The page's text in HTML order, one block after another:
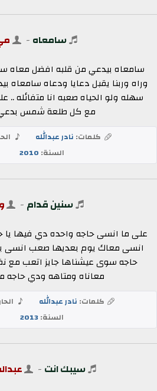
سامعاه -
سامعاه بيدعي من قلبه افضل معاه
وراه وربنا يقبل دعايا ودعاه سامعاه
سهله ولو الحياه صعبه انا متفائله ..
مع كل طلعة شمس بدعي
كلمات: نادر عبدالله
السنة: 2010
سنين قدام -
على ما انسى حاجه واحده دي فيها يا
انسى معاك يوم بعديها صعب انسى
حاجه سوى عيشناها جايز اتعب
معاناه ومتاهه ودي
كلمات: نادر عبدالله
السنة:2013
سيبك انت -